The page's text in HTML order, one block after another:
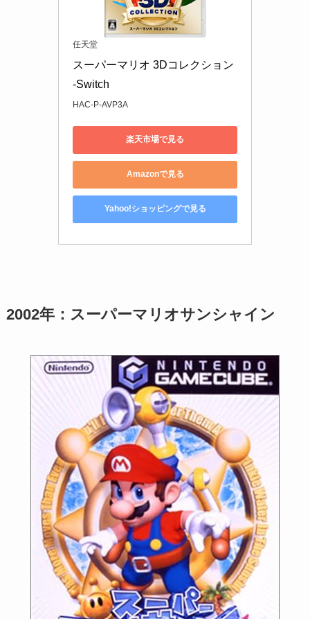
任天堂
スーパーマリオ 3Dコレクション
-Switch
HAC-P-AVP3A
楽天市場で見る
Amazonで見る
Yahoo!ショッピングで見る
2002年：スーパーマリオサンシャイン